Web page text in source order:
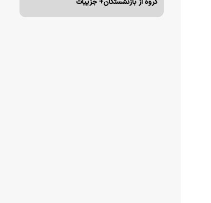
گروه از بازنشستگان+ جزییات